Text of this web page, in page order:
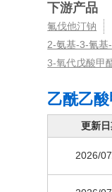
下游产品
氟伐他汀钠
2-氨基-3-氰基
3-氧代戊酸甲
乙酰乙
更新日
2026/